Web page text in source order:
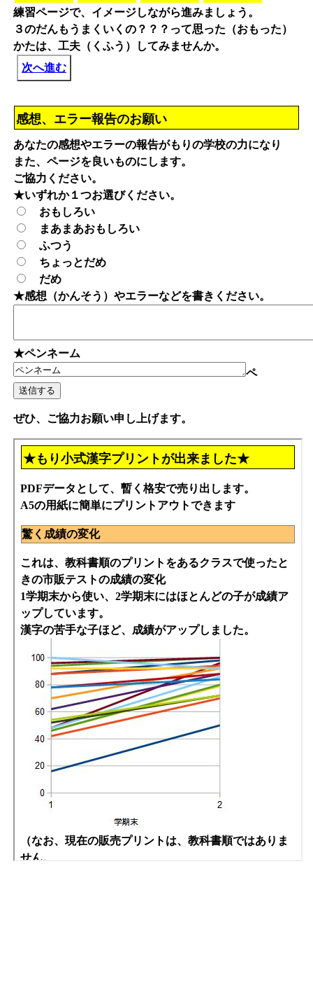
練習ページで、イメージしながら進みましょう。
３のだんもうまくいくの？？？って思った（おもった）
かたは、工夫（くふう）してみませんか。
次へ進む
感想、エラー報告のお願い
あなたの感想やエラーの報告がもりの学校の力になり
また、ページを良いものにします。
ご協力ください。
★いずれか１つお選びください。
おもしろい
まあまあおもしろい
ふつう
ちょっとだめ
だめ
★感想（かんそう）やエラーなどを書きください。
★ペンネーム
ペ
ぜひ、ご協力お願い申し上げます。